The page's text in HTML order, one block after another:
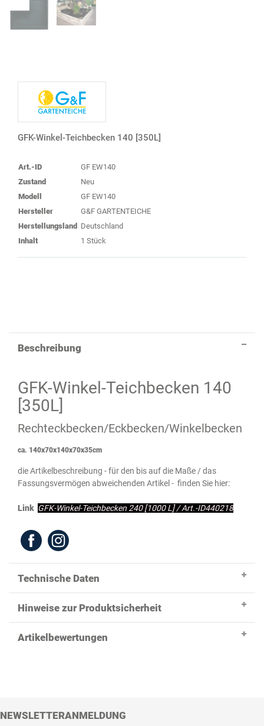
GFK-Winkel-Teichbecken 140 [350L]
Art.-ID
GF EW140
Zustand
Neu
Modell
GF EW140
Hersteller
G&F GARTENTEICHE
Herstellungsland Deutschland
Inhalt
1 Stück
Beschreibung
GFK-Winkel-Teichbecken 140
[350L]
Rechteckbecken/Eckbecken/Winkelbecken
ca. 140x70x140x70x35cm
die Artikelbeschreibung - für den bis auf die Maße / das
Fassungsvermögen abweichenden Artikel - finden Sie hier:
Link GFK-Winkel-Teichbecken 240 [1000 L] / Art.-ID440218
Technische Daten
Hinweise zur Produktsicherheit
Artikelbewertungen
NEWSLETTERANMELDUNG